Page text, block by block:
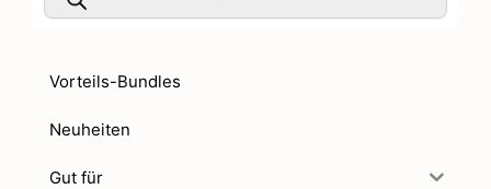
Vorteils-Bundles
Neuheiten
Gut für